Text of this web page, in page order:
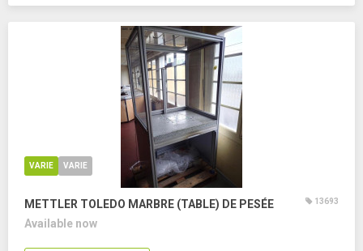
VARIE VARIE
METTLER TOLEDO MARBRE (TABLE) DE PESÉE 13693
Available now